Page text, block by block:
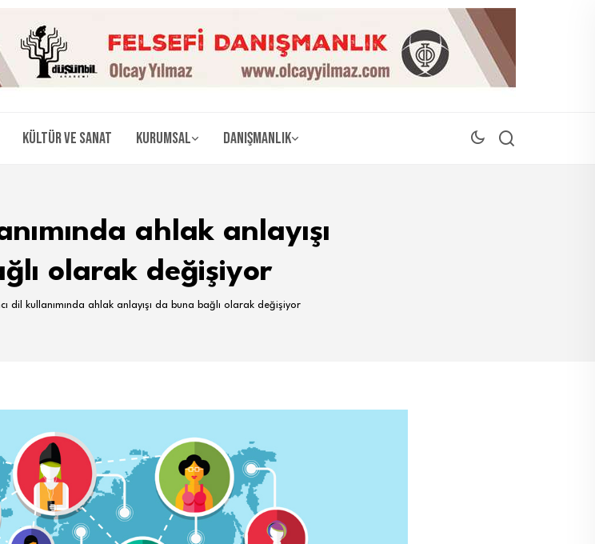
Kültür ve Sanat Kurumsal Danışmanlık
ahlak anlayışı
olarak değişiyor
dil kullanımında ahlak anlayışı da buna bağlı olarak değişiyor